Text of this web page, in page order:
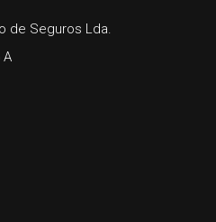
de Seguros Lda.
A